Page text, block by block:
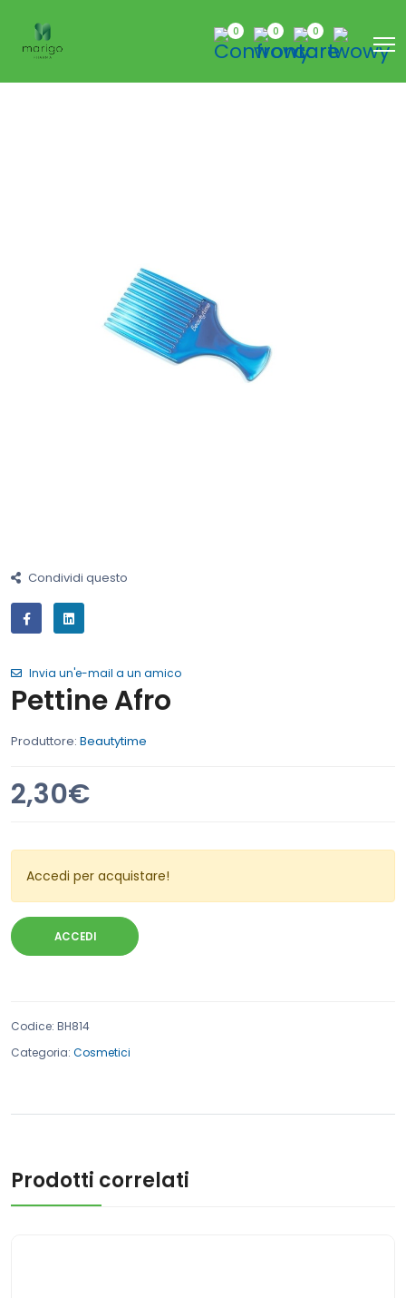
0 0 0
Condividi questo
Invia un'e-mail a un amico
Pettine Afro
Produttore: Beautytime
2,30€
Accedi per acquistare!
ACCEDI
Codice: BH814
Categoria: Cosmetici
Prodotti correlati